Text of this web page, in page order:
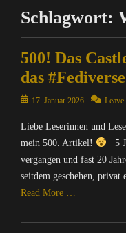
Schlagwort:
500! Das
das #Fediverse
Posted17. Januar 2026 Leave
Liebe Leserinnen und
mein 500. Artikel!
5
vergangen und fast 20
seitdem geschehen, privat
Read More …
Categories